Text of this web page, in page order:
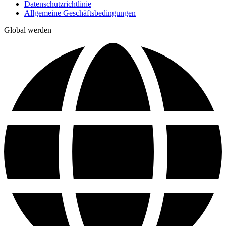
Datenschutzrichtlinie
Allgemeine Geschäftsbedingungen
Global werden